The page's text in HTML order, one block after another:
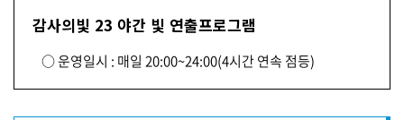
감사의빛 23 야간 빛 연출프로그램
○ 운영일시 : 매일 20:00~24:00(4시간 연속 점등)